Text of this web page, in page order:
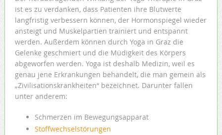
ist es zu verdanken, dass Patienten ihre Blutwerte
langfristig verbessern können, der Hormonspiegel wieder
ansteigt und Muskelpartien trainiert und entspannt
werden. Außerdem können durch Yoga in Graz die
Gelenke geschmiert und die Müdigkeit des Körpers
abgeworfen werden. Yoga ist deshalb Medizin, weil es
genau jene Erkrankungen behandelt, die man gemein als
„Zivilisationskrankheiten“ bezeichnet. Darunter fallen
unter anderem:
Schmerzen im Bewegungsapparat
Stoffwechselstörungen